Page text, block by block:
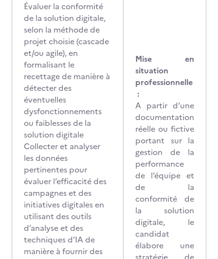
Évaluer la conformité
de la solution digitale,
selon la méthode de
projet choisie (cascade
et/ou agile), en
formalisant le
recettage de manière à
détecter des
éventuelles
dysfonctionnements
ou faiblesses de la
solution digitale
Collecter et analyser
les données
pertinentes pour
évaluer l’efficacité des
campagnes et des
initiatives digitales en
utilisant des outils
d’analyse et des
techniques d’IA de
manière à fournir des
Mise en
situation
professionnelle
:
A partir d’une
documentation
réelle ou fictive
portant sur la
gestion de la
performance
de l’équipe et
de la
conformité de
la solution
digitale, le
candidat
élabore une